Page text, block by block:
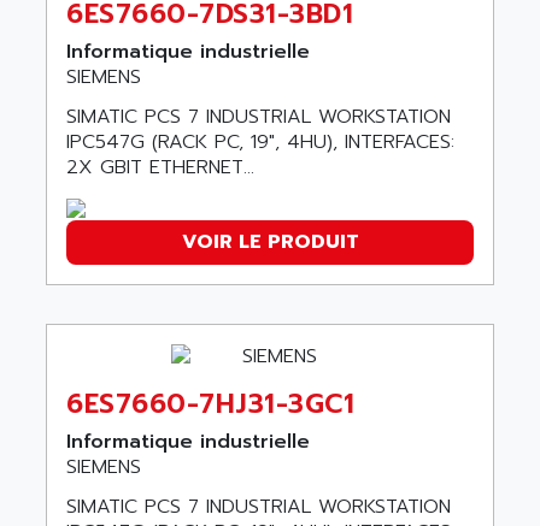
SINUMERIK 810
PREMIUM
PREVENTA
TWIDO
NANO
TFTX
SIMATIC S7-300
TDM
DIAX 2
KDV
KVR
TVD
SERVO DRIVE
ACTIOMTECH
ACTION PAK
ACTIVE HUB
ACTIVIB
ACU-TIME
ADAFRUIT
ADAM
ADAMCZEWSKI
ADAMEL
6ES7660-7DS31-3BD1
Informatique industrielle
SIEMENS
SIMATIC PCS 7 INDUSTRIAL WORKSTATION
IPC547G (RACK PC, 19", 4HU), INTERFACES:
2X GBIT ETHERNET...
VOIR LE PRODUIT
6ES7660-7HJ31-3GC1
Informatique industrielle
SIEMENS
SIMATIC PCS 7 INDUSTRIAL WORKSTATION